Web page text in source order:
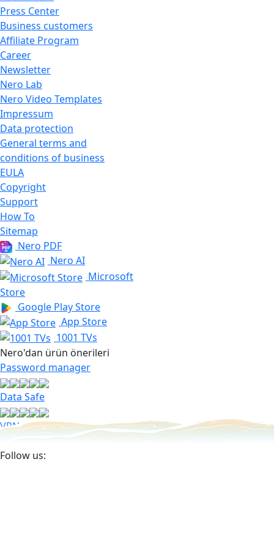
Press Center
Business customers
Affiliate Program
Career
Newsletter
Nero Lab
Nero Video Templates
Impressum
Data protection
General terms and
conditions of business
EULA
Copyright
Support
How To
Sitemap
Nero PDF
Nero AI
Microsoft
Store
Google Play Store
App Store
1001 TVs
Nero'dan ürün önerileri
Password manager
Data Safe
VPN
Follow us: